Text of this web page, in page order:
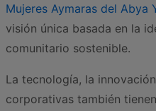
Mujeres Aymaras del Abya
visión única basada en la
comunitario sostenible.
La tecnología, la
corporativas también